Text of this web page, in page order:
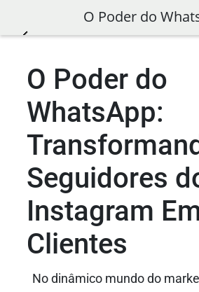
O Poder do
Instagram Em
O Poder do
WhatsApp:
Seguidores
Instagram
Clientes
No dinâmico mundo do marketing digital,